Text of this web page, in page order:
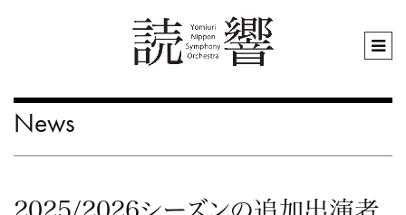
News
2025/2026シーズンの追加出演者、